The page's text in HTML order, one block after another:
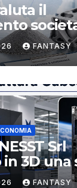
il
rafforza
non
FANTASY
Srl
3D
in
FANTASY